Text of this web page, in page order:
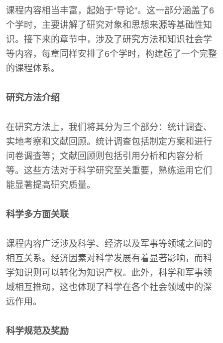
课程内容相当丰富，起始于“导论”。这一部分涵盖了6
个学时，主要讲解了研究对象和思想来源等基础性知
识。接下来的章节中，涉及了研究方法和知识社会学
等内容，每章同样安排了6个学时，构建起了一个完整
的课程体系。
研究方法介绍
在研究方法上，我们将其分为三个部分：统计调查、
实地考察和文献回顾。统计调查包括制定方案和进行
问卷调查等；文献回顾则包括引用分析和内容分析
等。这些方法对于科学研究至关重要，熟练运用它们
能显著提高研究质量。
科学多方面关联
课程内容广泛涉及科学、经济以及军事等领域之间的
相互关系。经济因素对科学发展有着显著影响，而科
学知识则可以转化为知识产权。此外，科学和军事领
域相互推动，这也体现了科学在各个社会领域中的深
远作用。
科学规范及奖励